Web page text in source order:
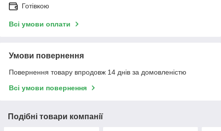
Готівкою
Всі умови оплати
Умови повернення
Повернення товару впродовж 14 днів за домовленістю
Всі умови повернення
Подібні товари компанії